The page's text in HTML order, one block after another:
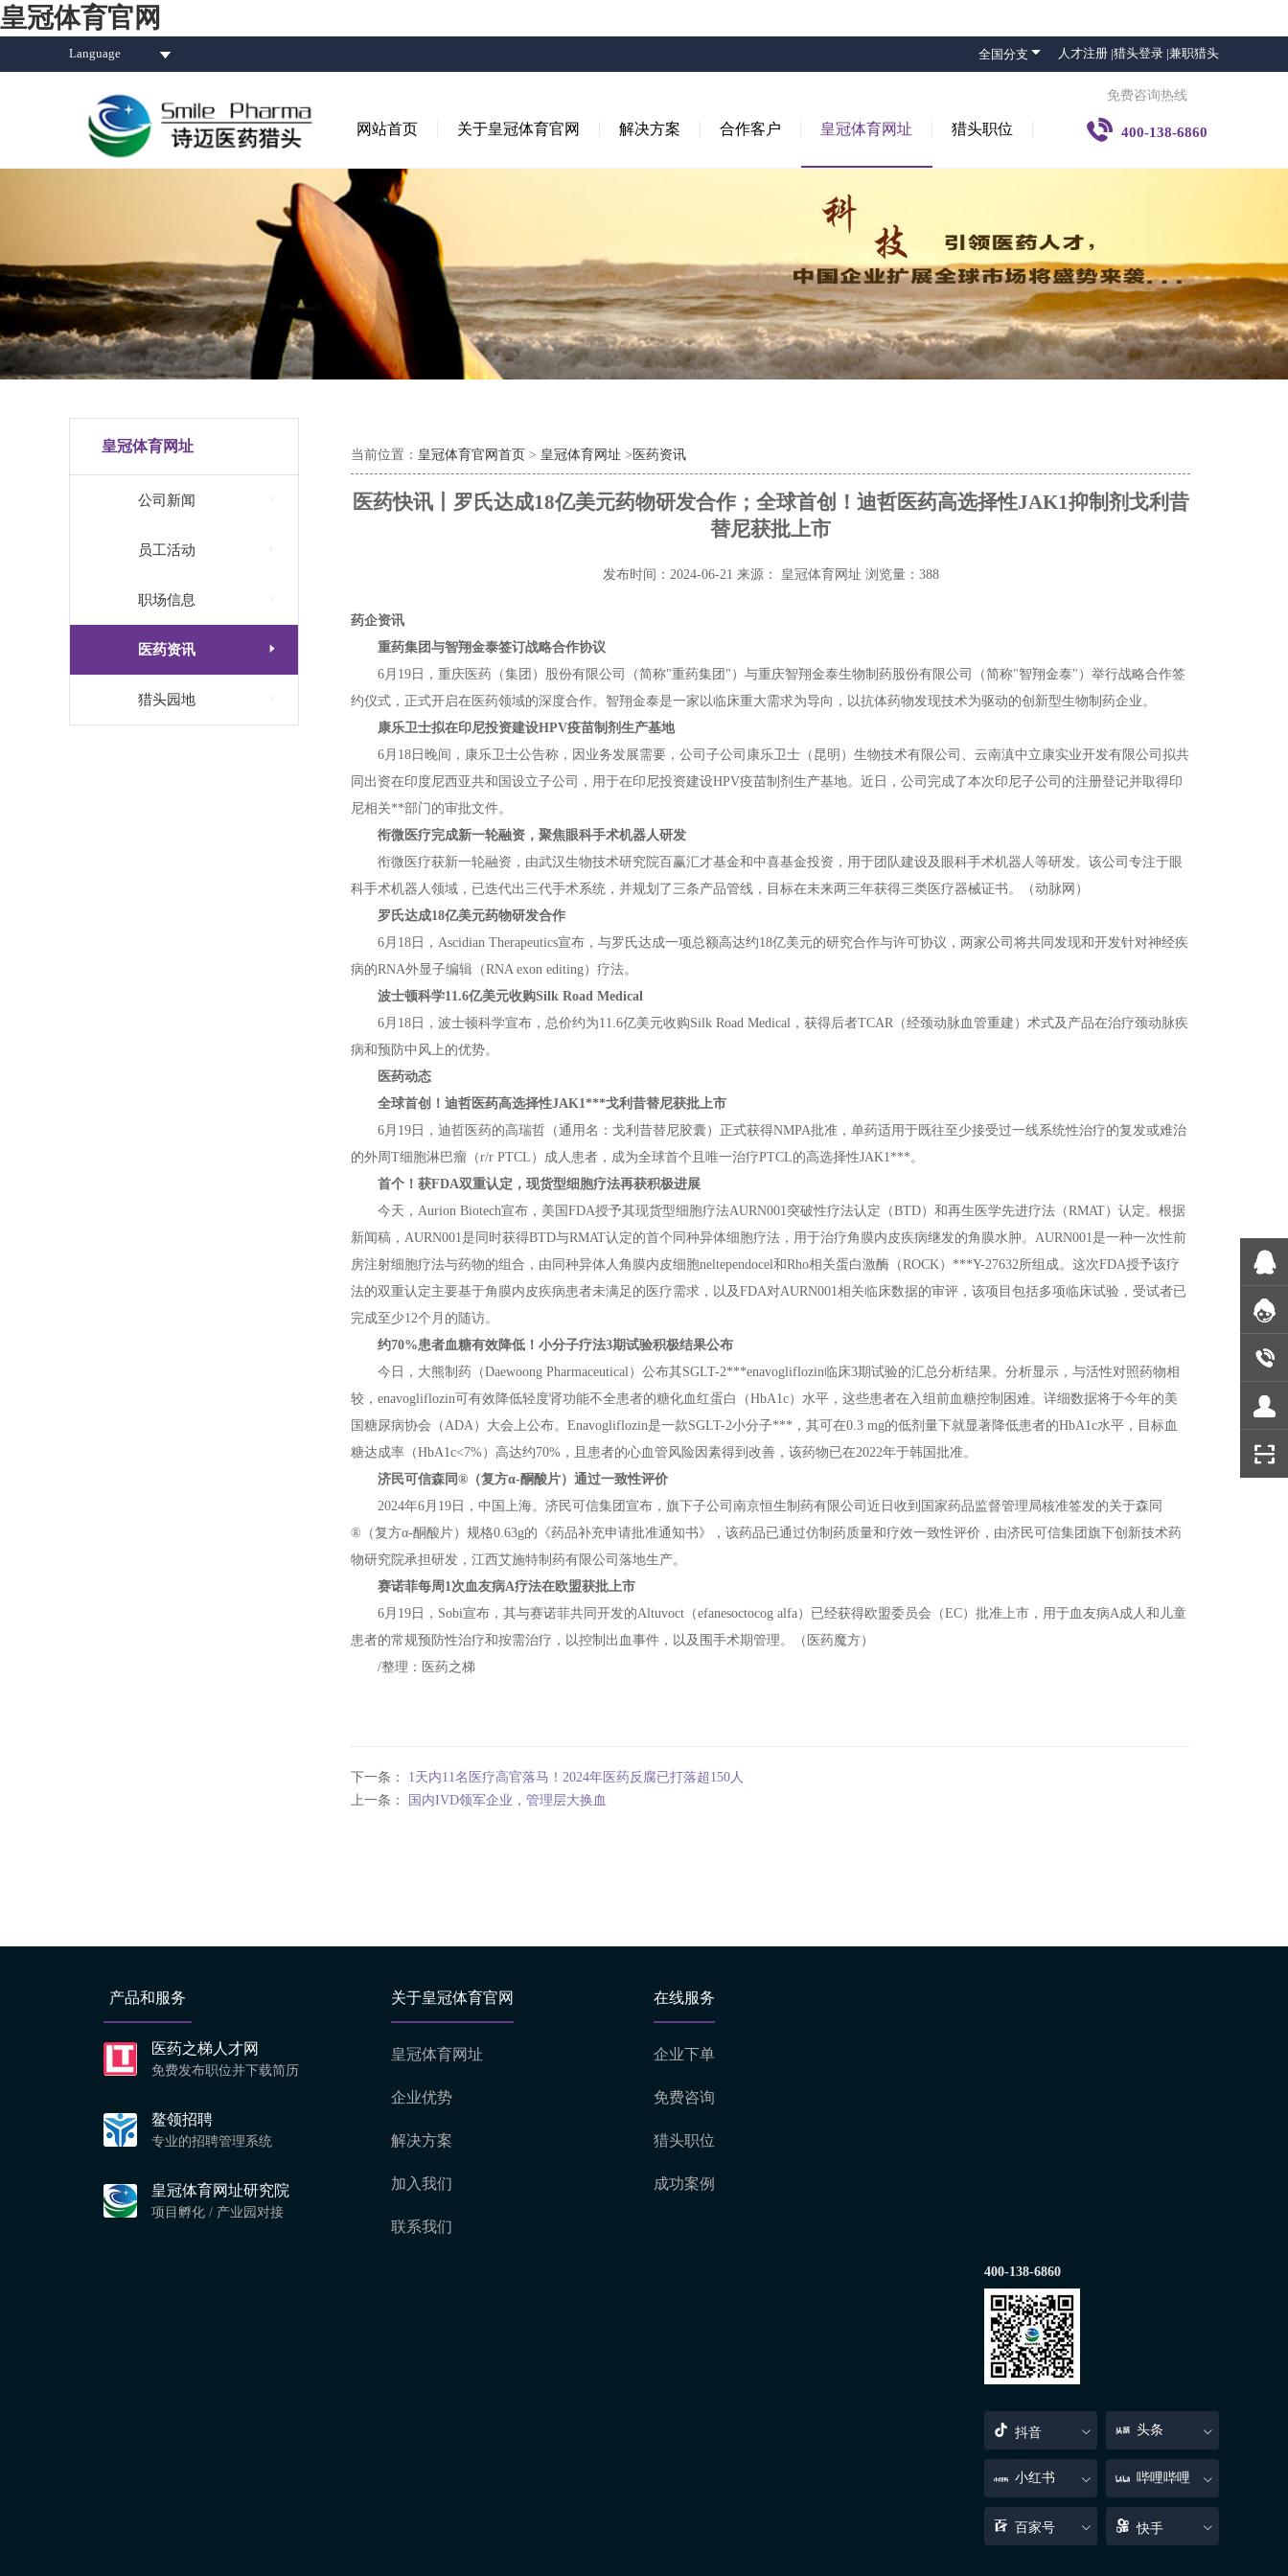
皇冠体育官网
Language 全国分支  人才注册 |猎头登录 |兼职猎头
网站首页 关于皇冠体育官网 解决方案 合作客户 皇冠体育网址 猎头职位
免费咨询热线
 400-138-6860
皇冠体育网址
公司新闻
员工活动
职场信息
医药资讯 
猎头园地
当前位置： 皇冠体育官网首页 > 皇冠体育网址 > 医药资讯
医药快讯丨罗氏达成18亿美元药物研发合作；全球首创！迪哲医药高选择性JAK1抑制剂戈利昔
替尼获批上市
发布时间：2024-06-21 来源： 皇冠体育网址 浏览量：388
药企资讯
重药集团与智翔金泰签订战略合作协议
6月19日，重庆医药（集团）股份有限公司（简称"重药集团"）与重庆智翔金泰生物制药股份有限公司（简称"智翔金泰"）举行战略合作签
约仪式，正式开启在医药领域的深度合作。智翔金泰是一家以临床重大需求为导向，以抗体药物发现技术为驱动的创新型生物制药企业。
康乐卫士拟在印尼投资建设HPV疫苗制剂生产基地
6月18日晚间，康乐卫士公告称，因业务发展需要，公司子公司康乐卫士（昆明）生物技术有限公司、云南滇中立康实业开发有限公司拟共
同出资在印度尼西亚共和国设立子公司，用于在印尼投资建设HPV疫苗制剂生产基地。近日，公司完成了本次印尼子公司的注册登记并取得印
尼相关**部门的审批文件。
衔微医疗完成新一轮融资，聚焦眼科手术机器人研发
衔微医疗获新一轮融资，由武汉生物技术研究院百赢汇才基金和中喜基金投资，用于团队建设及眼科手术机器人等研发。该公司专注于眼
科手术机器人领域，已迭代出三代手术系统，并规划了三条产品管线，目标在未来两三年获得三类医疗器械证书。（动脉网）
罗氏达成18亿美元药物研发合作
6月18日，Ascidian Therapeutics宣布，与罗氏达成一项总额高达约18亿美元的研究合作与许可协议，两家公司将共同发现和开发针对神经疾
病的RNA外显子编辑（RNA exon editing）疗法。
波士顿科学11.6亿美元收购Silk Road Medical
6月18日，波士顿科学宣布，总价约为11.6亿美元收购Silk Road Medical，获得后者TCAR（经颈动脉血管重建）术式及产品在治疗颈动脉疾
病和预防中风上的优势。
医药动态
全球首创！迪哲医药高选择性JAK1***戈利昔替尼获批上市
6月19日，迪哲医药的高瑞哲（通用名：戈利昔替尼胶囊）正式获得NMPA批准，单药适用于既往至少接受过一线系统性治疗的复发或难治
的外周T细胞淋巴瘤（r/r PTCL）成人患者，成为全球首个且唯一治疗PTCL的高选择性JAK1***。
首个！获FDA双重认定，现货型细胞疗法再获积极进展
今天，Aurion Biotech宣布，美国FDA授予其现货型细胞疗法AURN001突破性疗法认定（BTD）和再生医学先进疗法（RMAT）认定。根据
新闻稿，AURN001是同时获得BTD与RMAT认定的首个同种异体细胞疗法，用于治疗角膜内皮疾病继发的角膜水肿。AURN001是一种一次性前
房注射细胞疗法与药物的组合，由同种异体人角膜内皮细胞neltependocel和Rho相关蛋白激酶（ROCK）***Y-27632所组成。这次FDA授予该疗
法的双重认定主要基于角膜内皮疾病患者未满足的医疗需求，以及FDA对AURN001相关临床数据的审评，该项目包括多项临床试验，受试者已
完成至少12个月的随访。
约70%患者血糖有效降低！小分子疗法3期试验积极结果公布
今日，大熊制药（Daewoong Pharmaceutical）公布其SGLT-2***enavogliflozin临床3期试验的汇总分析结果。分析显示，与活性对照药物相
较，enavogliflozin可有效降低轻度肾功能不全患者的糖化血红蛋白（HbA1c）水平，这些患者在入组前血糖控制困难。详细数据将于今年的美
国糖尿病协会（ADA）大会上公布。Enavogliflozin是一款SGLT-2小分子***，其可在0.3 mg的低剂量下就显著降低患者的HbA1c水平，目标血
糖达成率（HbA1c<7%）高达约70%，且患者的心血管风险因素得到改善，该药物已在2022年于韩国批准。
济民可信森同®（复方α-酮酸片）通过一致性评价
2024年6月19日，中国上海。济民可信集团宣布，旗下子公司南京恒生制药有限公司近日收到国家药品监督管理局核准签发的关于森同
®（复方α-酮酸片）规格0.63g的《药品补充申请批准通知书》，该药品已通过仿制药质量和疗效一致性评价，由济民可信集团旗下创新技术药
物研究院承担研发，江西艾施特制药有限公司落地生产。
赛诺菲每周1次血友病A疗法在欧盟获批上市
6月19日，Sobi宣布，其与赛诺菲共同开发的Altuvoct（efanesoctocog alfa）已经获得欧盟委员会（EC）批准上市，用于血友病A成人和儿童
患者的常规预防性治疗和按需治疗，以控制出血事件，以及围手术期管理。（医药魔方）
/整理：医药之梯
下一条： 1天内11名医疗高官落马！2024年医药反腐已打落超150人
上一条：
国内IVD领军企业，管理层大换血
产品和服务
医药之梯人才网
免费发布职位并下载简历
鳌领招聘
专业的招聘管理系统
皇冠体育网址研究院
项目孵化 / 产业园对接
关于皇冠体育官网
皇冠体育网址
企业优势
解决方案
加入我们
联系我们
在线服务
企业下单
免费咨询
猎头职位
成功案例
400-138-6860
抖音 头条
小红书 哔哩哔哩
百家号 快手